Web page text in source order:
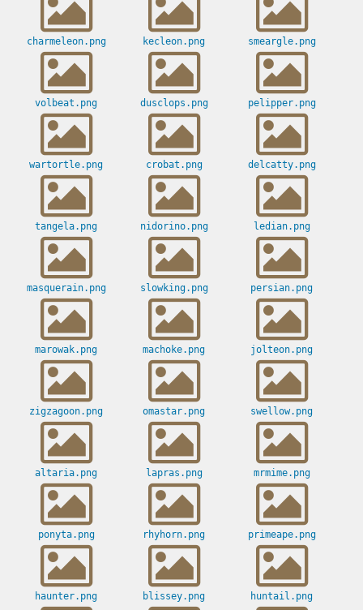
charmeleon.png kecleon.png smeargle.png
volbeat.png dusclops.png pelipper.png
wartortle.png crobat.png delcatty.png
tangela.png nidorino.png ledian.png
masquerain.png slowking.png persian.png
marowak.png machoke.png jolteon.png
zigzagoon.png omastar.png swellow.png
altaria.png lapras.png mrmime.png
ponyta.png rhyhorn.png primeape.png
haunter.png blissey.png huntail.png